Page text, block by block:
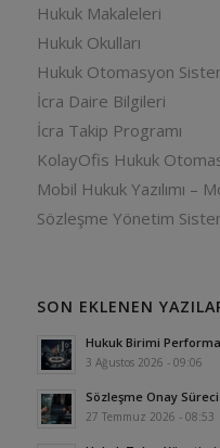
Hukuk Makaleleri
Hukuk Okulları
Hukuk Otomasyon
İcra Daire Bilgileri
İcra Takip Programı
KolayOfis Hukuk
Mobil Hukuk Yazılımı –
Sözleşme Yönetim
SON EKLENEN
Hukuk Birimi
3 Ağustos 2026 - 09:06
Sözleşme Onay
27 Temmuz 2026 - 08:53